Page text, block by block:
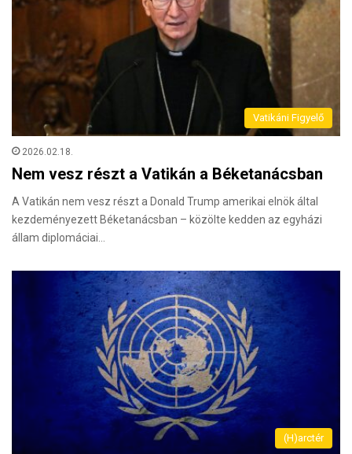
Vatikáni Figyelő
2026.02.18.
Nem vesz részt a Vatikán a Béketanácsban
A Vatikán nem vesz részt a Donald Trump amerikai elnök által
kezdeményezett Béketanácsban – közölte kedden az egyházi
állam diplomáciai…
(H)arctér